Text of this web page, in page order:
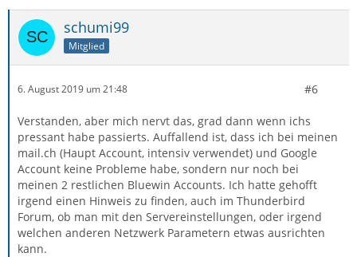
schumi99
Mitglied
6. August 2019 um 21:48 #6
Verstanden, aber mich nervt das, grad dann wenn ichs
pressant habe passierts. Auffallend ist, dass ich bei meinen
mail.ch (Haupt Account, intensiv verwendet) und Google
Account keine Probleme habe, sondern nur noch bei
meinen 2 restlichen Bluewin Accounts. Ich hatte gehofft
irgend einen Hinweis zu finden, auch im Thunderbird
Forum, ob man mit den Servereinstellungen, oder irgend
welchen anderen Netzwerk Parametern etwas ausrichten
kann.